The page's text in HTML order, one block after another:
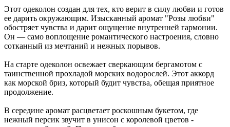
Этот одеколон создан для тех, кто верит в силу любви и готов
ее дарить окружающим. Изысканный аромат "Розы любви"
обостряет чувства и дарит ощущение внутренней гармонии.
Он — само воплощение романтического настроения, словно
сотканный из мечтаний и нежных порывов.
На старте одеколон освежает сверкающим бергамотом с
таинственной прохладой морских водорослей. Этот аккорд
как морской бриз, который будит чувства, обещая приятное
продолжение.
В середине аромат расцветает роскошным букетом, где
нежный персик звучит в унисон с королевой цветов -